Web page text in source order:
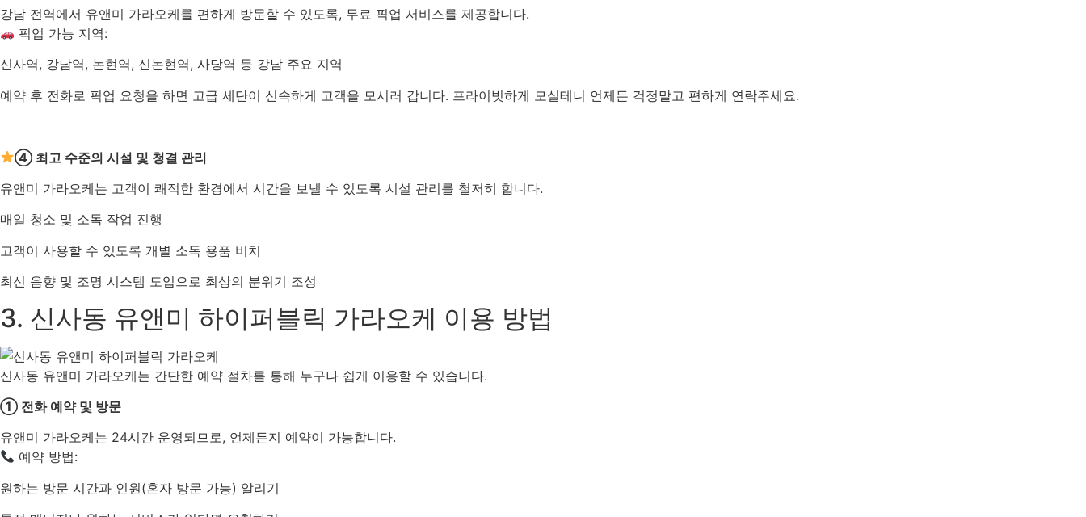
강남 전역에서 유앤미 가라오케를 편하게 방문할 수 있도록, 무료 픽업 서비스를 제공합니다.
픽업 가능 지역:
신사역, 강남역, 논현역, 신논현역, 사당역 등 강남 주요 지역
예약 후 전화로 픽업 요청을 하면 고급 세단이 신속하게 고객을 모시러 갑니다. 프라이빗하게 모실테니 언제든 걱정말고 편하게 연락주세요.
④ 최고 수준의 시설 및 청결 관리
유앤미 가라오케는 고객이 쾌적한 환경에서 시간을 보낼 수 있도록 시설 관리를 철저히 합니다.
매일 청소 및 소독 작업 진행
고객이 사용할 수 있도록 개별 소독 용품 비치
최신 음향 및 조명 시스템 도입으로 최상의 분위기 조성
3. 신사동 유앤미 하이퍼블릭 가라오케 이용 방법
신사동 유앤미 가라오케는 간단한 예약 절차를 통해 누구나 쉽게 이용할 수 있습니다.
① 전화 예약 및 방문
유앤미 가라오케는 24시간 운영되므로, 언제든지 예약이 가능합니다.
예약 방법:
원하는 방문 시간과 인원(혼자 방문 가능) 알리기